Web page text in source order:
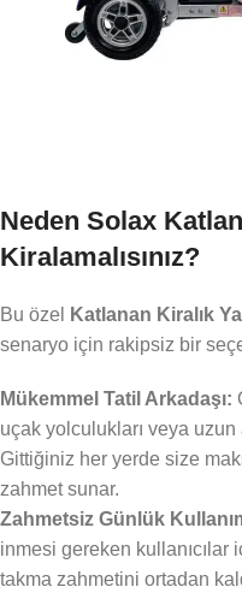
Neden Solax
Kiralamalısınız?
Bu özel Katlanan Kiralık
senaryo için rakipsiz bir
Mükemmel Tatil Arkadaşı:
uçak yolculukları veya uzun
Gittiğiniz her yerde size
zahmet sunar.
Zahmetsiz Günlük
inmesi gereken kullanıcılar
takma zahmetini ortadan